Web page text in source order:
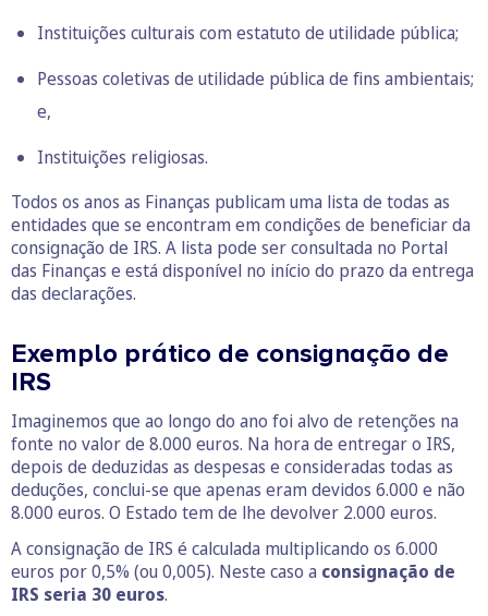
Instituições culturais com estatuto de utilidade pública;
Pessoas coletivas de utilidade pública de fins ambientais;
e,
Instituições religiosas.
Todos os anos as Finanças publicam uma lista de todas as
entidades que se encontram em condições de beneficiar da
consignação de IRS. A lista pode ser consultada no Portal
das Finanças e está disponível no início do prazo da entrega
das declarações.
Exemplo prático de consignação de
IRS
Imaginemos que ao longo do ano foi alvo de retenções na
fonte no valor de 8.000 euros. Na hora de entregar o IRS,
depois de deduzidas as despesas e consideradas todas as
deduções, conclui-se que apenas eram devidos 6.000 e não
8.000 euros. O Estado tem de lhe devolver 2.000 euros.
A consignação de IRS é calculada multiplicando os 6.000
euros por 0,5% (ou 0,005). Neste caso a consignação de
IRS seria 30 euros.